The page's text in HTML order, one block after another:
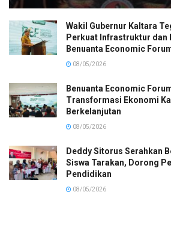
Wakil Gubernur Kaltara
Perkuat Infrastruktur dan
Benuanta Economic
08/05/2026
Benuanta Economic
Transformasi Ekonomi
Berkelanjutan
08/05/2026
Deddy Sitorus Serahkan
Siswa Tarakan, Dorong
Pendidikan
08/05/2026